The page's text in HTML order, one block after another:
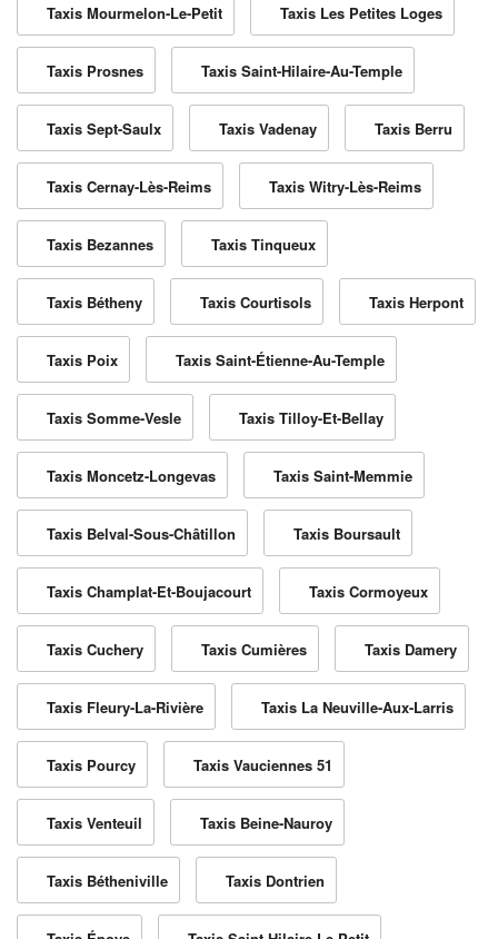
Taxis Mourmelon-Le-Petit Taxis Les Petites Loges
Taxis Prosnes Taxis Saint-Hilaire-Au-Temple
Taxis Sept-Saulx Taxis Vadenay Taxis Berru
Taxis Cernay-Lès-Reims Taxis Witry-Lès-Reims
Taxis Bezannes Taxis Tinqueux
Taxis Bétheny Taxis Courtisols Taxis Herpont
Taxis Poix Taxis Saint-Étienne-Au-Temple
Taxis Somme-Vesle Taxis Tilloy-Et-Bellay
Taxis Moncetz-Longevas Taxis Saint-Memmie
Taxis Belval-Sous-Châtillon Taxis Boursault
Taxis Champlat-Et-Boujacourt Taxis Cormoyeux
Taxis Cuchery Taxis Cumières Taxis Damery
Taxis Fleury-La-Rivière Taxis La Neuville-Aux-Larris
Taxis Pourcy Taxis Vauciennes 51
Taxis Venteuil Taxis Beine-Nauroy
Taxis Bétheniville Taxis Dontrien